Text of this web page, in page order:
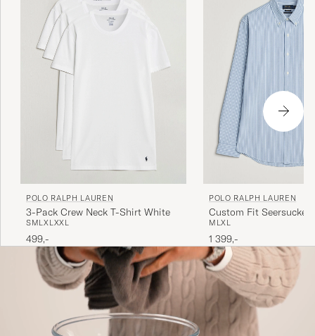
POLO RALPH LAUREN
3-Pack Crew Neck T-Shirt White
SMLXLXXL
499,-
POLO RALPH LAUREN
Custom Fit
Stripe Shirt Blue
M LXL
1 399,-